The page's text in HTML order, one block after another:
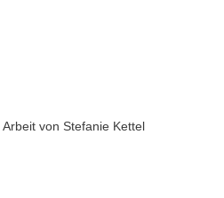
von Stefanie Kettel